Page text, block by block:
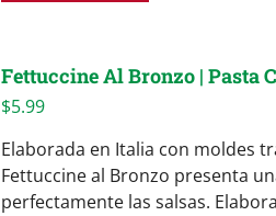
Fettuccine Al Bronzo | Pasta
$5.99
Elaborada en Italia con moldes
Fettuccine al Bronzo presenta
perfectamente las salsas.